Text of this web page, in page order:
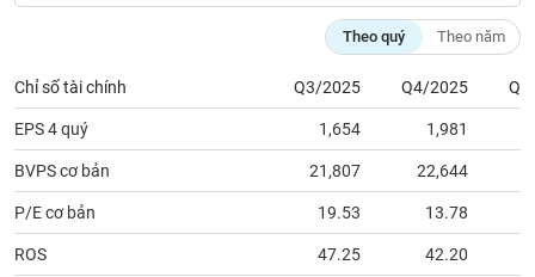
Theo quý Theo năm
Chỉ số tài chính Q3/2025 Q4/2025
EPS 4 quý 1,654 1,981
BVPS cơ bản 21,807 22,644
P/E cơ bản 19.53 13.78
ROS 47.25 42.20